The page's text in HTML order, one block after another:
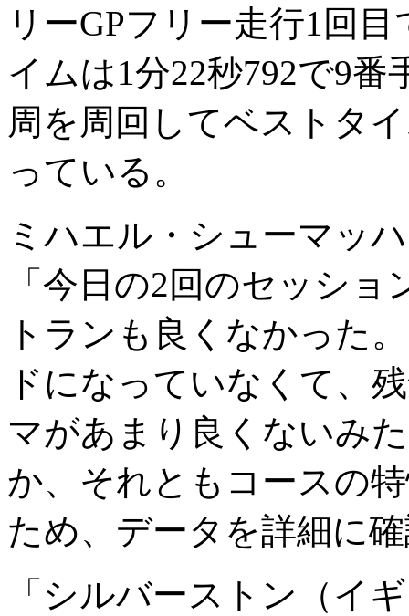
リーGPフリー走行1回
イムは1分22秒792で9
周を周回してベストタ
っている。
ミハエル・シューマッハ
「今日の2回のセッシ
トランも良くなかった
ドになっていなくて、
マがあまり良くないみ
か、それともコースの
ため、データを詳細に
「シルバーストン（イ